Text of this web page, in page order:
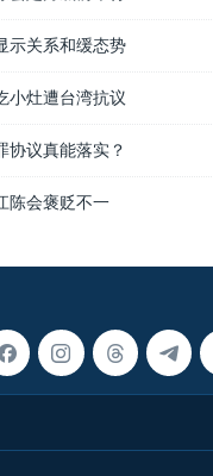
示关系和缓态势
小灶遭台湾抗议
协议真能落实？
陈会褒贬不一